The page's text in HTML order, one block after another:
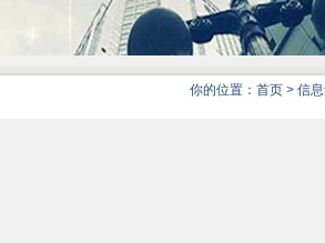
你的位置： 首页 > 信